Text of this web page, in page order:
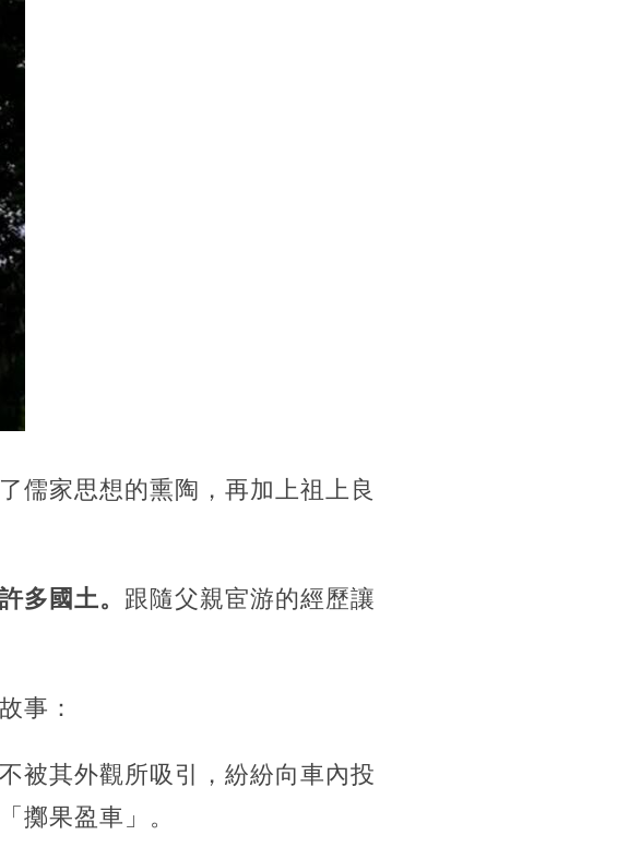
儒家思想的熏陶，再加上祖上良
多國土。 跟隨父親宦游的經歷讓
事：
被其外觀所吸引，紛紛向車內投
擲果盈車」。